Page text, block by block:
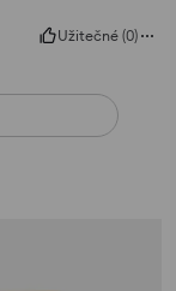
Užitečné (0)